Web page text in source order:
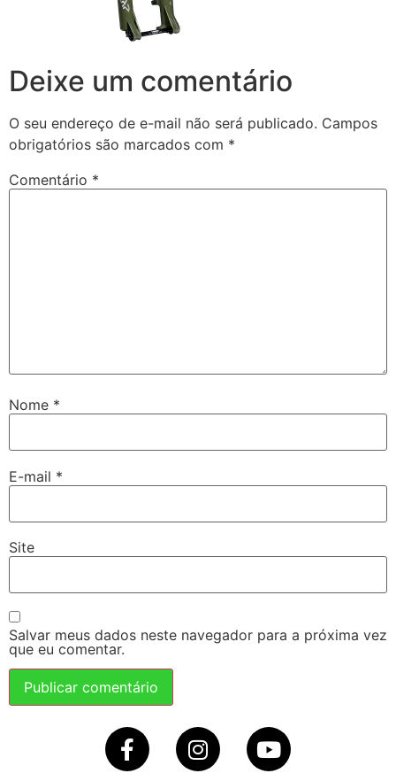
Deixe um comentário
O seu endereço de e-mail não será publicado. Campos
obrigatórios são marcados com *
Comentário *
Nome *
E-mail *
Site
Salvar meus dados neste navegador para a próxima vez
que eu comentar.